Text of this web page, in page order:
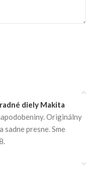
diely Makita
Originálny
presne. Sme